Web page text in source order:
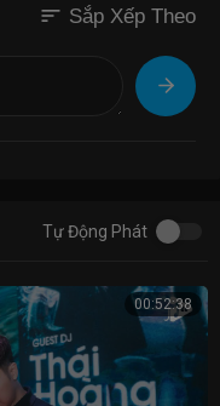
sort Sắp Xếp Theo
Tự Động Phát
00:52:38